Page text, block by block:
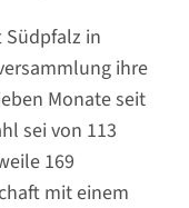
Südpfalz in
ihre
Monate seit
sei von 113
169
mit einem